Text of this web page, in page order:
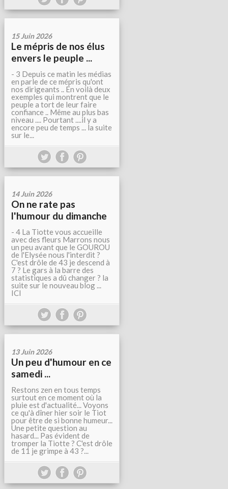
15 Juin 2026
Le mépris de nos élus
envers le peuple ...
- 3 Depuis ce matin les médias
en parle de ce mépris qu'ont
nos dirigeants .. En voilà deux
exemples qui montrent que le
peuple a tort de leur faire
confiance .. Même au plus bas
niveau .... Pourtant ....il y a
encore peu de temps ... la suite
sur le...
14 Juin 2026
On ne rate pas
l'humour du dimanche
- 4 La Tiotte vous accueille
avec des fleurs Marrons nous
un peu avant que le GOUROU
de l'Elysée nous l'interdit ?
C'est drôle de 43 je descend à
7 ? Le gars à la barre des
statistiques a dû changer ? la
suite sur le nouveau blog ...
ICI
13 Juin 2026
Un peu d'humour en ce
samedi ...
Restons zen en tous temps
surtout en ce moment où la
pluie est d'actualité... Voyons
ce qu'à dîner hier soir le Tiot
pour être de si bonne humeur...
Une petite question au
hasard... Pas évident de
tromper la Tiotte ? C'est drôle
de 11 je grimpe à 43 ?...